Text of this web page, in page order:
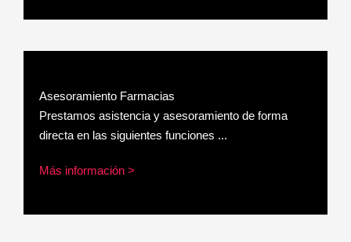
Asesoramiento Farmacias
Prestamos asistencia y asesoramiento de forma
directa en las siguientes funciones ...
Más información >